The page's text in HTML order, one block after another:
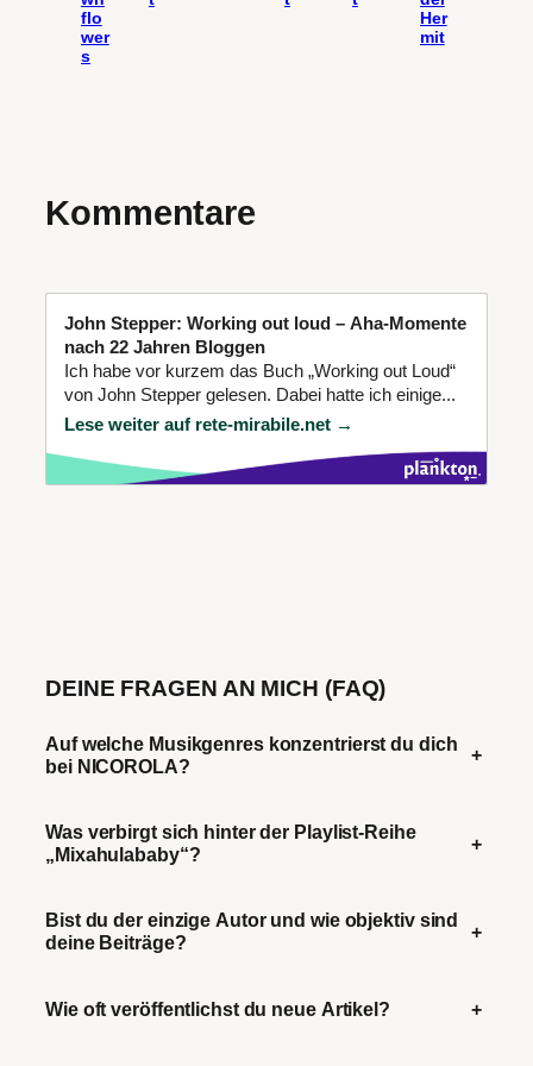
flo
wer
s
Her
mit
Kommentare
John Stepper: Working out loud – Aha-Momente
nach 22 Jahren Bloggen
Ich habe vor kurzem das Buch „Working out Loud“
von John Stepper gelesen. Dabei hatte ich einige...
Lese weiter auf rete-mirabile.net →
DEINE FRAGEN AN MICH (FAQ)
Auf welche Musikgenres konzentrierst du dich
bei NICOROLA?
+
Was verbirgt sich hinter der Playlist-Reihe
„Mixahulababy“?
+
Bist du der einzige Autor und wie objektiv sind
deine Beiträge?
+
Wie oft veröffentlichst du neue Artikel? +